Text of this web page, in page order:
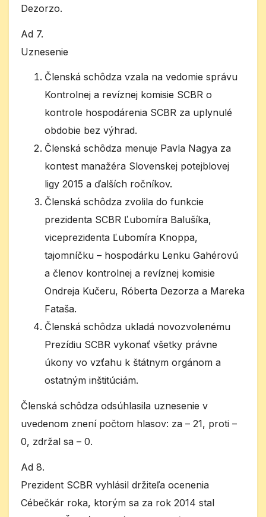
Dezorzo.
Ad 7.
Uznesenie
Členská schôdza vzala na vedomie správu
Kontrolnej a revíznej komisie SCBR o
kontrole hospodárenia SCBR za uplynulé
obdobie bez výhrad.
Členská schôdza menuje Pavla Nagya za
kontest manažéra Slovenskej potejblovej
ligy 2015 a ďalších ročníkov.
Členská schôdza zvolila do funkcie
prezidenta SCBR Ľubomíra Balušíka,
viceprezidenta Ľubomíra Knoppa,
tajomníčku – hospodárku Lenku Gahérovú
a členov kontrolnej a revíznej komisie
Ondreja Kučeru, Róberta Dezorza a Mareka
Fataša.
Členská schôdza ukladá novozvolenému
Prezídiu SCBR vykonať všetky právne
úkony vo vzťahu k štátnym orgánom a
ostatným inštitúciám.
Členská schôdza odsúhlasila uznesenie v
uvedenom znení počtom hlasov: za – 21, proti –
0, zdržal sa – 0.
Ad 8.
Prezident SCBR vyhlásil držiteľa ocenenia
Cébečkár roka, ktorým sa za rok 2014 stal